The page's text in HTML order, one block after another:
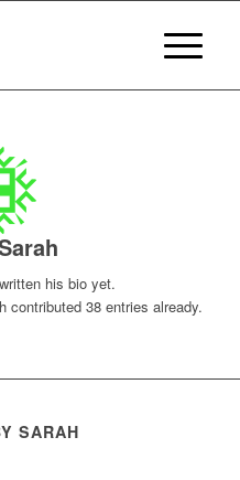
his bio yet.
contributed 38 entries already.
SARAH